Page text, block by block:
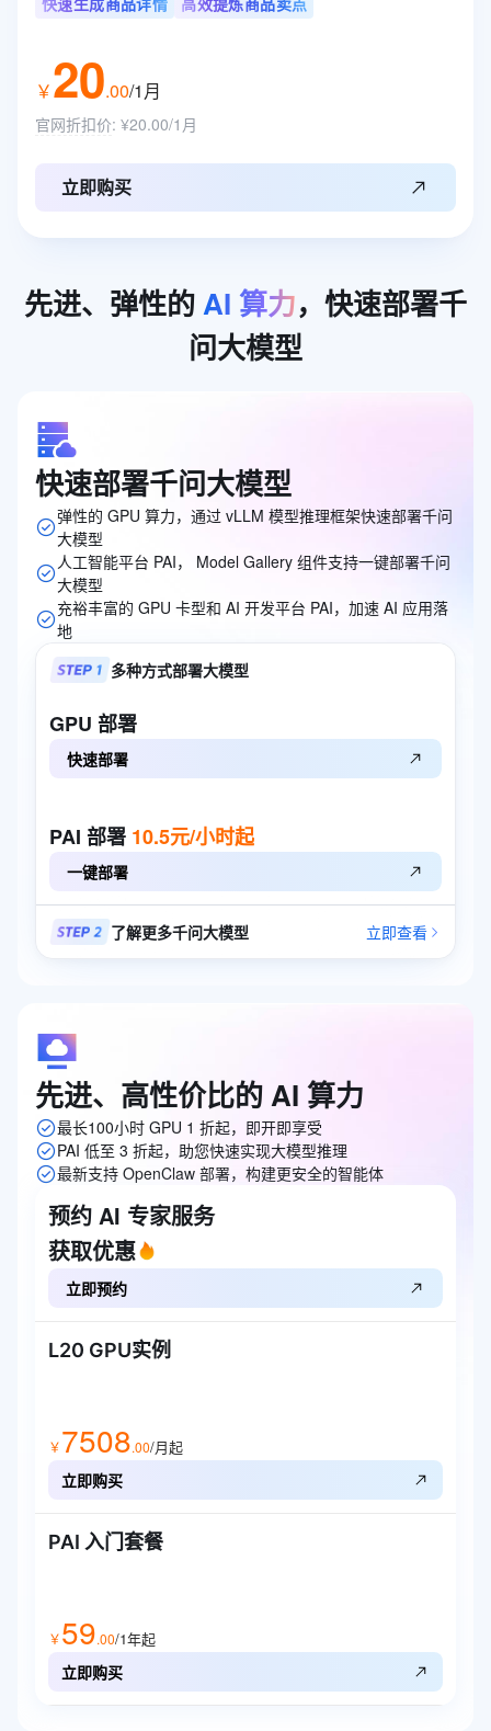
快速生成商品详情 高效提炼商品卖点
￥20.00/1月
官网折扣价: ¥20.00/1月
立即购买
先进、弹性的AI 算力，快速部署千
问大模型
快速部署千问大模型
弹性的 GPU 算力，通过 vLLM 模型推理框架快速部署千问
大模型
人工智能平台 PAI， Model Gallery 组件支持一键部署千问
大模型
充裕丰富的 GPU 卡型和 AI 开发平台 PAI，加速 AI 应用落
地
多种方式部署大模型
GPU 部署
快速部署
PAI 部署 10.5元/小时起
一键部署
了解更多千问大模型 立即查看
先进、高性价比的AI 算力
最长100小时 GPU 1 折起，即开即享受
PAI 低至 3 折起，助您快速实现大模型推理
最新支持 OpenClaw 部署，构建更安全的智能体
预约 AI 专家服务
获取优惠
立即预约
L20 GPU实例
￥7508.00/月起
立即购买
PAI 入门套餐
￥59.00/1年起
立即购买